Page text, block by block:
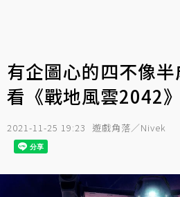
有企圖心的四不像
看《戰地風雲2042》
2021-11-25 19:23 遊戲角落／Nivek